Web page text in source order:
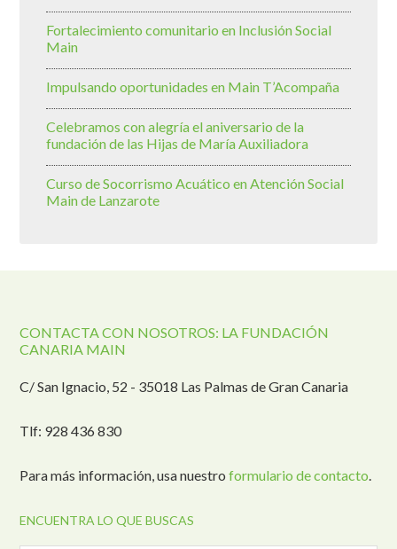
Fortalecimiento comunitario en Inclusión Social
Main
Impulsando oportunidades en Main T’Acompaña
Celebramos con alegría el aniversario de la
fundación de las Hijas de María Auxiliadora
Curso de Socorrismo Acuático en Atención Social
Main de Lanzarote
CONTACTA CON NOSOTROS: LA FUNDACIÓN
CANARIA MAIN
C/ San Ignacio, 52 - 35018 Las Palmas de Gran Canaria
Tlf: 928 436 830
Para más información, usa nuestroformulario de contacto.
ENCUENTRA LO QUE BUSCAS